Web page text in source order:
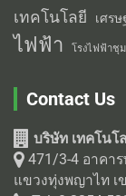
เทคโนโลยี เศร
ไฟฟ้า
โรงไฟฟ้าชุ
Contact Us
บริษัท เทคโนโ
471/3-4 อาคา
แขวงทุ่งพญาไท เ